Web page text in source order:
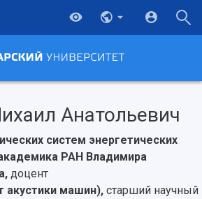
Анатольевич
систем энергетических
РАН Владимира
доцент
акустики машин), старший научный